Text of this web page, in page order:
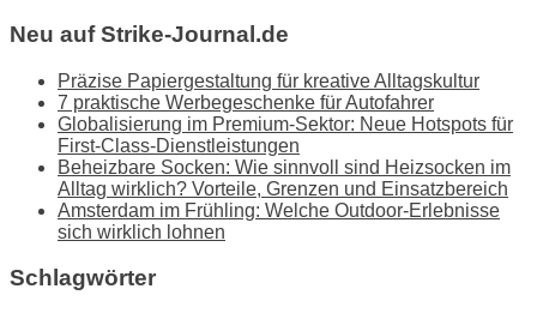
Neu auf Strike-Journal.de
Präzise Papiergestaltung für kreative Alltagskultur
7 praktische Werbegeschenke für Autofahrer
Globalisierung im Premium-Sektor: Neue Hotspots für
First-Class-Dienstleistungen
Beheizbare Socken: Wie sinnvoll sind Heizsocken im
Alltag wirklich? Vorteile, Grenzen und Einsatzbereich
Amsterdam im Frühling: Welche Outdoor-Erlebnisse
sich wirklich lohnen
Schlagwörter